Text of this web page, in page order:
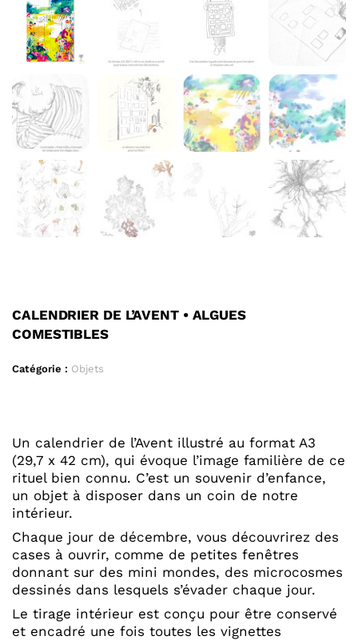
CALENDRIER DE L’AVENT • ALGUES
COMESTIBLES
Catégorie : Objets
Un calendrier de l’Avent illustré au format A3
(29,7 x 42 cm), qui évoque l’image familière de ce
rituel bien connu. C’est un souvenir d’enfance,
un objet à disposer dans un coin de notre
intérieur.
Chaque jour de décembre, vous découvrirez des
cases à ouvrir, comme de petites fenêtres
donnant sur des mini mondes, des microcosmes
dessinés dans lesquels s’évader chaque jour.
Le tirage intérieur est conçu pour être conservé
et encadré une fois toutes les vignettes